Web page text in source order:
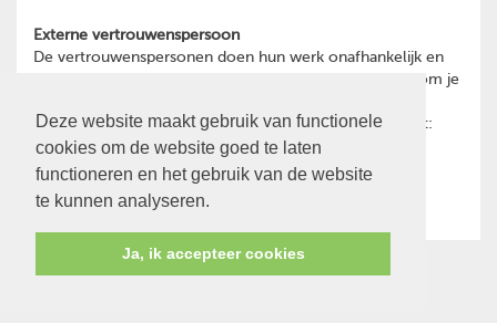
Deze website maakt gebruik van functionele
cookies om de website goed te laten
functioneren en het gebruik van de website
te kunnen analyseren.
Ja, ik accepteer cookies
Externe vertrouwenspersoon
De vertrouwenspersonen doen hun werk onafhankelijk en
hebben geheimhoudingsplicht. Heb je een reden waarom je
vertrouwenspersoon, dan kun je contact opnemen met:
Ina Oost
psychotherapeut en GZ-psycholoog
06-28466591